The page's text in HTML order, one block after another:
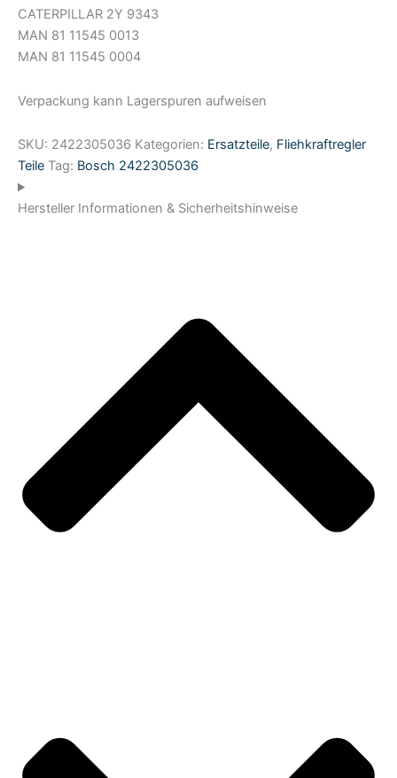
CATERPILLAR 2Y 9343
MAN 81 11545 0013
MAN 81 11545 0004
Verpackung kann Lagerspuren aufweisen
SKU: 2422305036 Kategorien: Ersatzteile, Fliehkraftregler
Teile Tag: Bosch 2422305036
Hersteller Informationen & Sicherheitshinweise